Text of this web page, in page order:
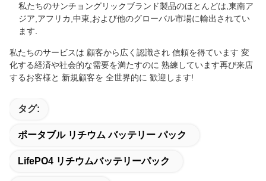
私たちのサンチョングリックブランド製品のほとんどは,東南ア
ジア,アフリカ,中東,および他のグローバル市場に輸出されてい
ます.
私たちのサービスは 顧客から広く認識され 信頼を得ています 変
化する経済や社会的な需要を満たすのに 熟練しています再び来店
するお客様と 新規顧客を 全世界的に 歓迎します!
タグ:
ポータブル リチウム バッテリー パック
LifePO4 リチウムバッテリーパック